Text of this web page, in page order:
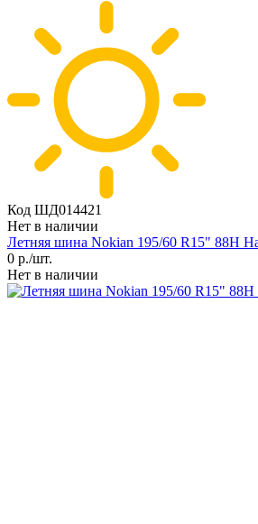
Код ШД014421
Нет в наличии
Летняя шина Nokian 195/60 R15" 88H
0 р./шт.
Нет в наличии